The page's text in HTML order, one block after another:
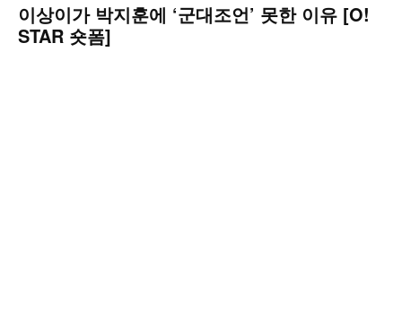
이상이가 박지훈에 ‘군대조언’ 못한 이유 [O!
STAR 숏폼]